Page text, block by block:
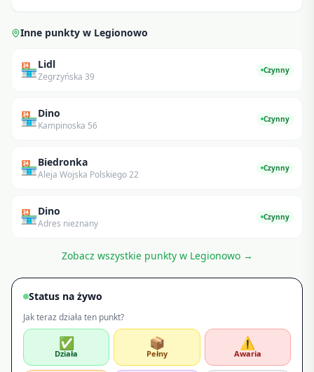
Inne punkty w Legionowo
🏪Lidl
Zegrzyńska 39
Czynny
🏪Dino
Kampinoska 56
Czynny
🏪Biedronka
Aleja Wojska Polskiego 22
Czynny
🏪Dino
Adres nieznany
Czynny
Zobacz wszystkie punkty w Legionowo→
Status na żywo
Jak teraz działa ten punkt?
✅
Działa
📦
Pełny
⚠️
Awaria